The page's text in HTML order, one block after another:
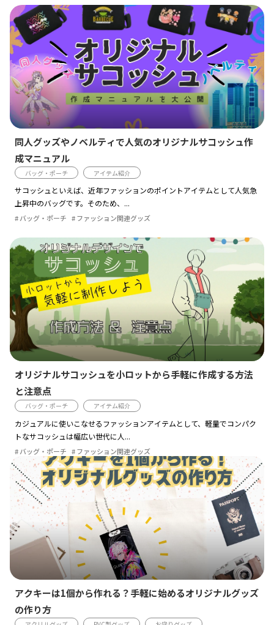
同人グッズやノベルティで人気のオリジナルサコッシュ作
成マニュアル
バッグ・ポーチ アイテム紹介
サコッシュといえば、近年ファッションのポイントアイテムとして人気急
上昇中のバッグです。そのため、...
バッグ・ポーチ ファッション関連グッズ
オリジナルサコッシュを小ロットから手軽に作成する方法
と注意点
バッグ・ポーチ アイテム紹介
カジュアルに使いこなせるファッションアイテムとして、軽量でコンパク
トなサコッシュは幅広い世代に人...
バッグ・ポーチ ファッション関連グッズ
アクキーは1個から作れる？手軽に始めるオリジナルグッズ
の作り方